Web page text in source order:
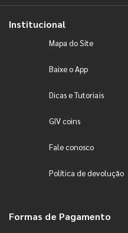
Institucional
Mapa do Site
Baixe o App
Dicas e Tutoriais
GIV coins
Fale conosco
Política de devolução
Formas de Pagamento